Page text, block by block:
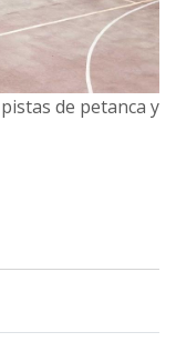
de petanca y